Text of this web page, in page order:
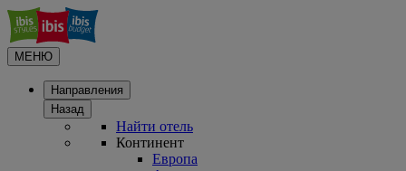
МЕНЮ
Направления
Назад
Найти отель
Континент
Европа